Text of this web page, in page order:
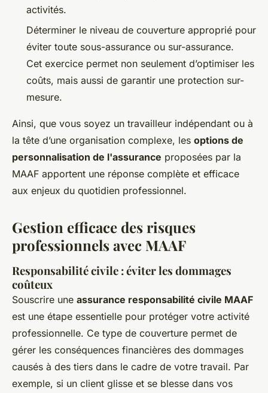
activités.
Déterminer le niveau de couverture approprié pour
éviter toute sous-assurance ou sur-assurance.
Cet exercice permet non seulement d’optimiser les
coûts, mais aussi de garantir une protection sur-
mesure.
Ainsi, que vous soyez un travailleur indépendant ou à
la tête d’une organisation complexe, les options de
personnalisation de l'assurance proposées par la
MAAF apportent une réponse complète et efficace
aux enjeux du quotidien professionnel.
Gestion efficace des risques
professionnels avec MAAF
Responsabilité civile : éviter les dommages
coûteux
Souscrire une assurance responsabilité civile MAAF
est une étape essentielle pour protéger votre activité
professionnelle. Ce type de couverture permet de
gérer les conséquences financières des dommages
causés à des tiers dans le cadre de votre travail. Par
exemple, si un client glisse et se blesse dans vos